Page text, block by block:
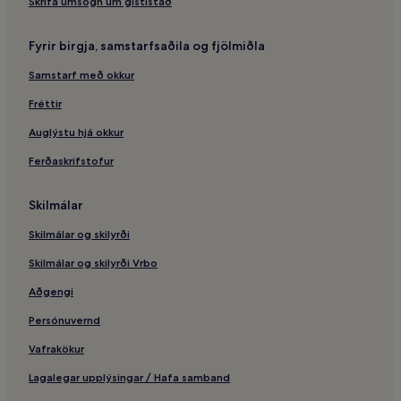
Strönd Caleta – hótel í nágrenninu
El Cedro – hótel
Hótel með bílastæði – Valle Gran Rey
Gestamiðstöð Garajonay þjóðgarðsins – hótel í
nágrenninu
Argaga-Ströndin – hótel í nágrenninu
Fyrir birgja, samstarfsaðila og fjölmiðla
Samstarf með okkur
Fréttir
Auglýstu hjá okkur
Ferðaskrifstofur
Skilmálar
Skilmálar og skilyrði
Skilmálar og skilyrði Vrbo
Aðgengi
Persónuvernd
Vafrakökur
Lagalegar upplýsingar / Hafa samband